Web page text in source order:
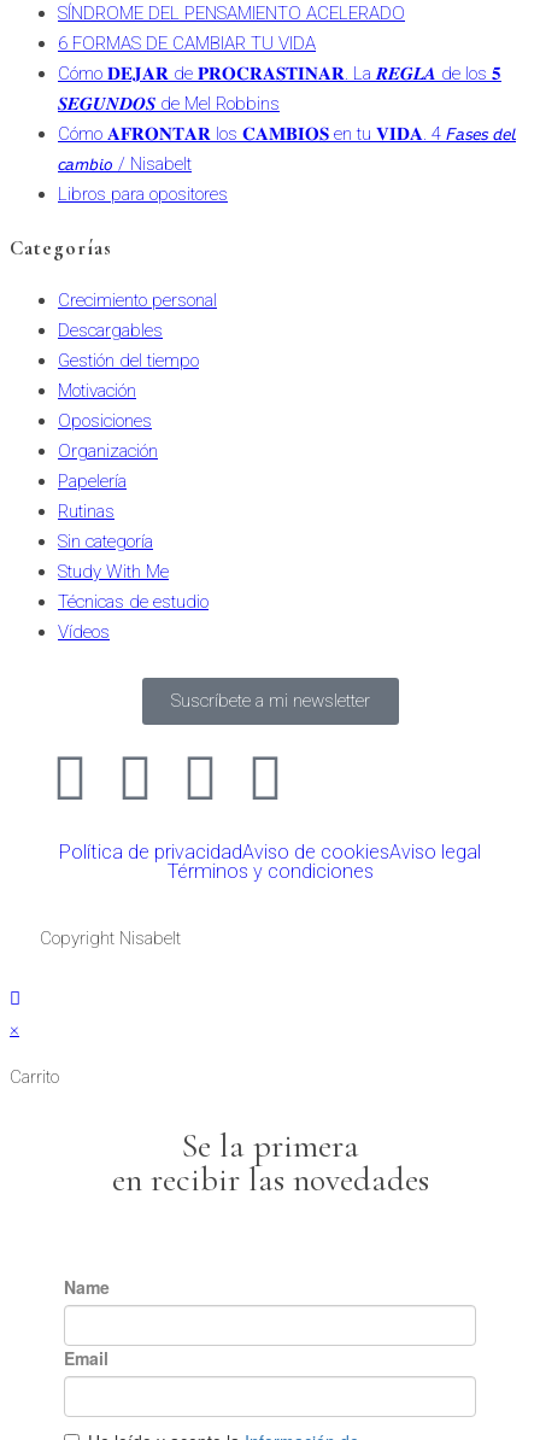
SÍNDROME DEL PENSAMIENTO ACELERADO
6 FORMAS DE CAMBIAR TU VIDA
Cómo 𝐃𝐄𝐉𝐀𝐑 de 𝐏𝐑𝐎𝐂𝐑𝐀𝐒𝐓𝐈𝐍𝐀𝐑. La 𝑹𝑬𝑮𝑳𝑨 de los 𝟓
𝑺𝑬𝑮𝑼𝑵𝑫𝑶𝑺 de Mel Robbins
Cómo 𝐀𝐅𝐑𝐎𝐍𝐓𝐀𝐑 los 𝐂𝐀𝐌𝐁𝐈𝐎𝐒 en tu 𝐕𝐈𝐃𝐀. 4 𝘍𝘢𝘴𝘦𝘴 𝘥𝘦𝘭
𝘤𝘢𝘮𝘣𝘪𝘰 / Nisabelt
Libros para opositores
Categorías
Crecimiento personal
Descargables
Gestión del tiempo
Motivación
Oposiciones
Organización
Papelería
Rutinas
Sin categoría
Study With Me
Técnicas de estudio
Vídeos
Suscríbete a mi newsletter
Política de privacidadAviso de cookiesAviso legal
Términos y condiciones
Copyright Nisabelt
×
Carrito
Se la primera
en recibir las novedades